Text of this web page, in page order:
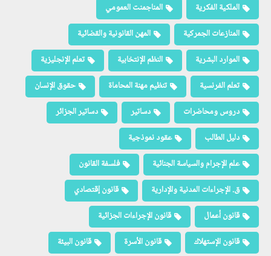
الملكية الفكرية
المناجمنت العمومي
المنازعات الجمركية
المهن القانونية والقضائية
الموارد البشرية
النظم الإنتخابية
تعلم الإنجليزية
تعلم الفرنسية
تنظيم مهنة المحاماة
حقوق الإنسان
دروس ومحاضرات
دساتير
دساتير الجزائر
دليل الطالب
عقود نموذجية
علم الإجرام والسياسة الجنائية
فلسفة القانون
ق. الإجراءات المدنية والإدارية
قانون إقتصادي
قانون أعمال
قانون الإجراءات الجزائية
قانون الإستهلاك
قانون الأسرة قانون البيئة